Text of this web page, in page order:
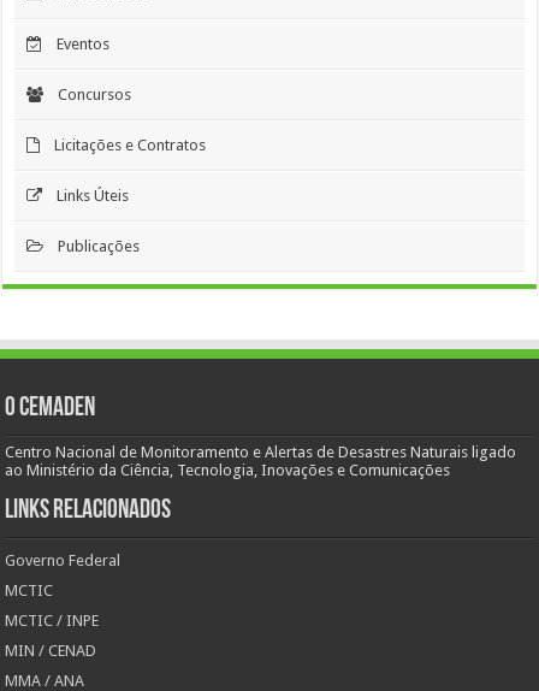
Eventos
Concursos
Licitações e Contratos
Links Úteis
Publicações
O Cemaden
Centro Nacional de Monitoramento e Alertas de Desastres Naturais ligado
ao Ministério da Ciência, Tecnologia, Inovações e Comunicações
Links Relacionados
Governo Federal
MCTIC
MCTIC / INPE
MIN / CENAD
MMA / ANA